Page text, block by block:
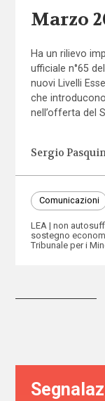
Marzo
Ha un rilievo
ufficiale n°65
nuovi Livelli
che
nell’offerta del
Sergio
Comunicazioni
LEA non
sostegno
Tribunale per i